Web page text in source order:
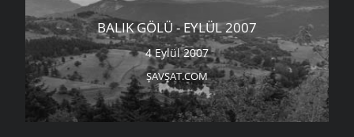
BALIK GÖLÜ - EYLÜL 2007
4 Eylül 2007
ŞAVŞAT.COM